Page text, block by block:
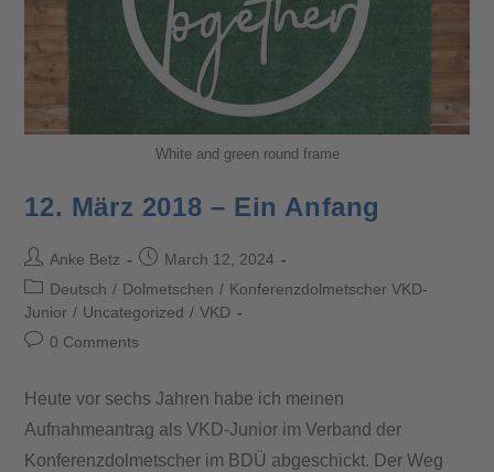
White and green round frame
12. März 2018 – Ein Anfang
Anke Betz
March 12, 2024
Deutsch / Dolmetschen / Konferenzdolmetscher VKD-
Junior / Uncategorized / VKD
0 Comments
Heute vor sechs Jahren habe ich meinen
Aufnahmeantrag als VKD-Junior im Verband der
Konferenzdolmetscher im BDÜ abgeschickt. Der Weg